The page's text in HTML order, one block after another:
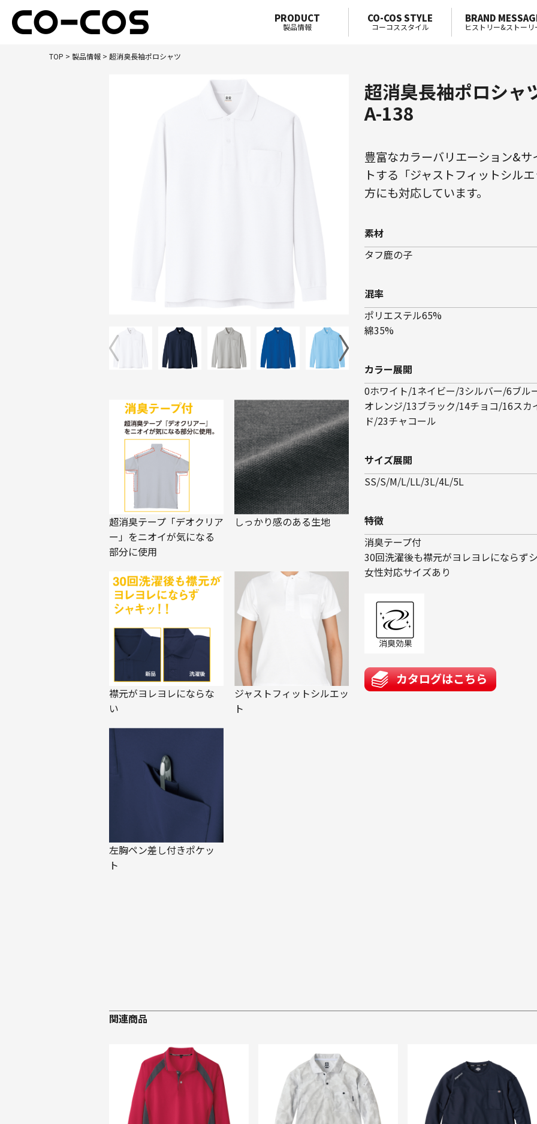
PRODUCT
製品情報
CO-COS STYLE
コーコススタイル
BRAND
ヒストリー&ストーリ
TOP > 製品情報 > 超消臭長袖ポロシャツ
超消臭長袖ポロシャ
A-138
豊富なカラーバリエーション&
トする「ジャストフィットシル
方にも対応しています。
素材
タフ鹿の子
混率
ポリエステル65%
綿35%
カラー展開
0ホワイト/1ネイビー/3シルバー/6ブ
オレンジ/13ブラック/14チョコ/16スカ
ド/23チャコール
サイズ展開
SS/S/M/L/LL/3L/4L/5L
特徴
消臭テープ付
30回洗濯後も襟元がヨレヨレにならず
女性対応サイズあり
超消臭テープ「デオクリア
ー」をニオイが気になる
部分に使用
しっかり感のある生地
襟元がヨレヨレにならな
い
ジャストフィットシルエッ
ト
左胸ペン差し付きポケッ
ト
関連商品